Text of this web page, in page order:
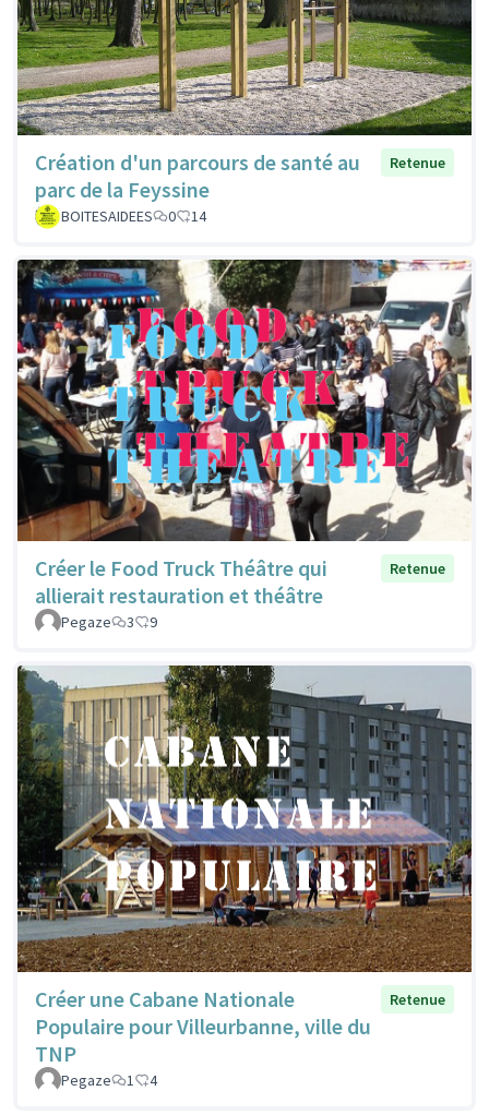
Création d'un parcours de santé au
parc de la Feyssine
Retenue
BOITESAIDEES 0 14
Créer le Food Truck Théâtre qui
allierait restauration et théâtre
Retenue
Pegaze 3 9
Créer une Cabane Nationale
Populaire pour Villeurbanne, ville du
TNP
Retenue
Pegaze 1 4